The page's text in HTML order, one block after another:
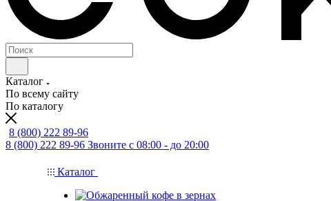
Каталог
По всему сайту
По каталогу
8 (800) 222 89-96
8 (800) 222 89-96 Звоните с 08:00 - до 20:00
Каталог